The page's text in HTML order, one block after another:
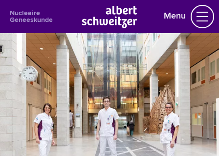
Nucleaire
Geneeskunde Menu
Homepage
Praktische informatie
Specialismen
Werken en leren
Medewerkers
Contact
MijnASz